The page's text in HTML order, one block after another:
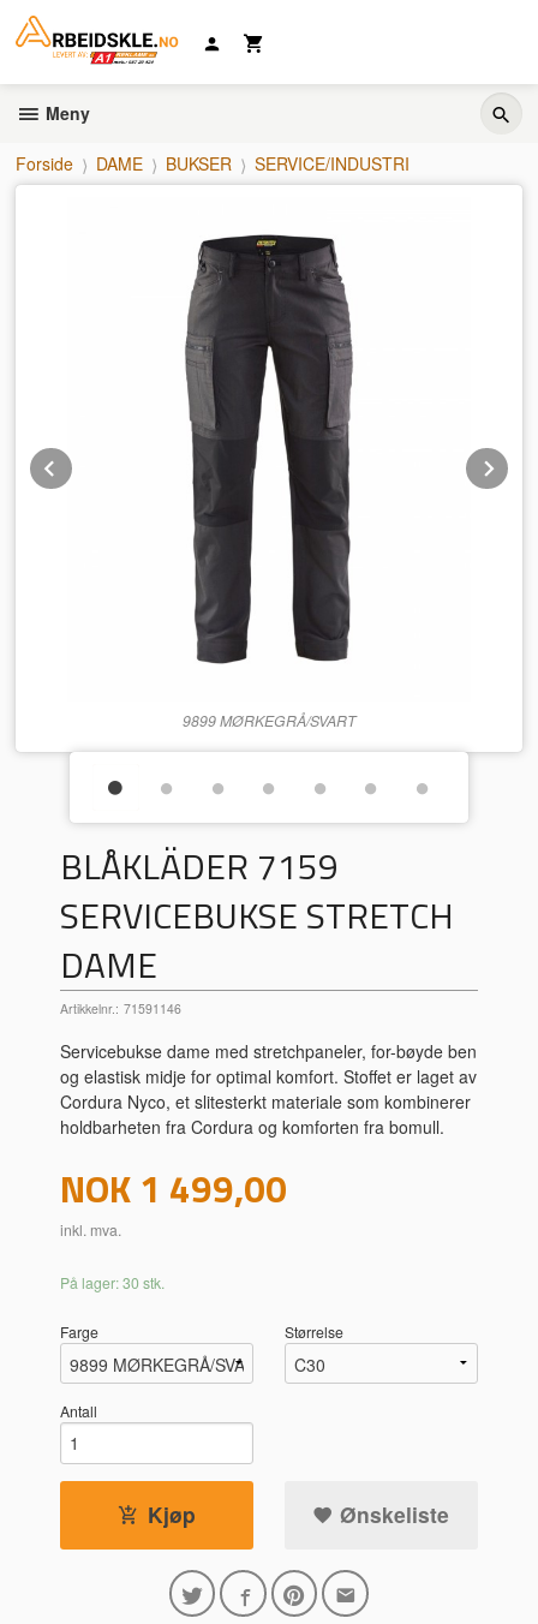
innholdet
Meny
Forside DAME BUKSER SERVICE/INDUSTRI
9899 MØRKEGRÅ/SVART
Prev
BLÅKLÄDER 7159
SERVICEBUKSE STRETCH
DAME
Artikkelnr.: 71591146
Servicebukse dame med stretchpaneler, for-bøyde ben
og elastisk midje for optimal komfort. Stoffet er laget av
Cordura Nyco, et slitesterkt materiale som kombinerer
holdbarheten fra Cordura og komforten fra bomull.
Pris
NOK1 499,00
inkl. mva.
På lager: 30 stk.
Farge Størrelse
Antall
Kjøp Ønskeliste